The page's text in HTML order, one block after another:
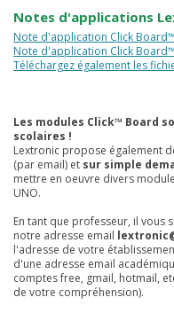
Notes d'applications
Note d'application Click
Note d'application Click
Téléchargez également les
Les modules Click™ Board
scolaires !
Lextronic propose également
(par email) et sur simple
mettre en oeuvre divers
UNO.
En tant que professeur, il vous
notre adresse email
l'adresse de votre
d'une adresse email
comptes free, gmail, hotmail,
de votre compréhension).